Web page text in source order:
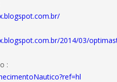
2014/03/
: